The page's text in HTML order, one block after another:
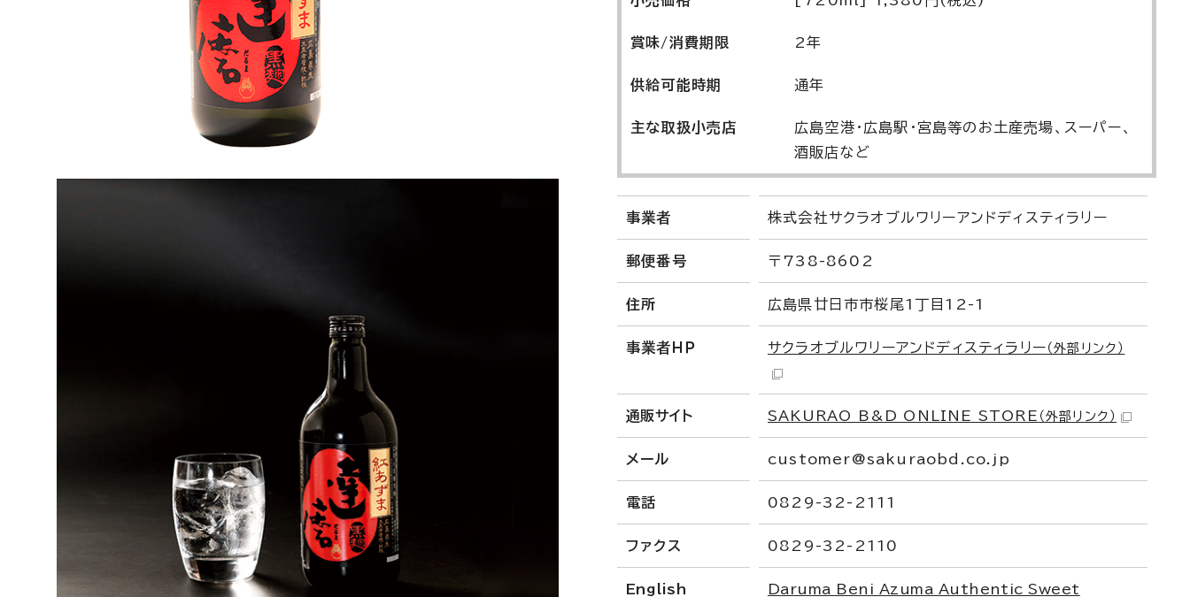
賞味/消費期限 2年
供給可能時期 通年
主な取扱小売店
広島空港・広島駅・宮島等のお土産売場、スーパー、
酒販店など
事業者 株式会社サクラオブルワリーアンドディスティラリー
郵便番号 〒738-8602
住所 広島県廿日市市桜尾1丁目12-1
事業者ＨＰ サクラオブルワリーアンドディスティラリー （外部リンク）
通販サイト SAKURAO B&D ONLINE STORE （外部リンク）
メール customer@sakuraobd.co.jp
電話 0829-32-2111
ファクス 0829-32-2110
English
Daruma Beni Azuma Authentic Sweet